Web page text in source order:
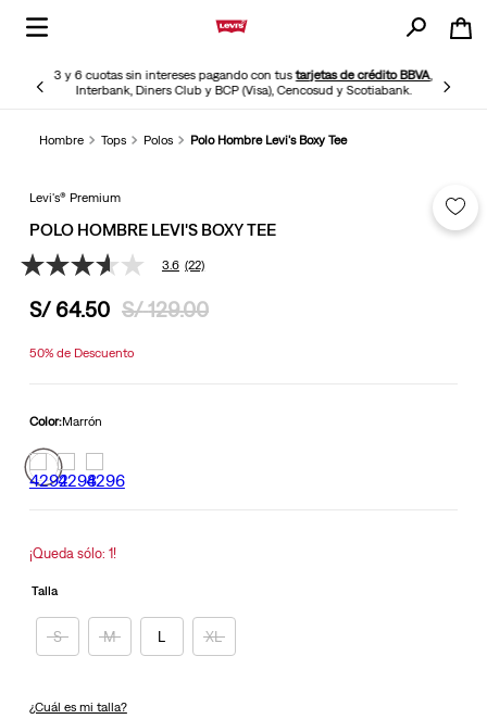
3 y 6 cuotas sin intereses pagando con tustarjetas de crédito BBVA,
Interbank, Diners Club y BCP (Visa), Cencosud y Scotiabank.
Hombre Tops Polos Polo Hombre Levi's Boxy Tee
Levi's® Premium
POLO HOMBRE LEVI'S BOXY TEE
3.6
5
medio
Read
22
Reviews.
Enlace
en
3.6 (22)
S/ 64.50 S/ 129.00
50%de Descuento
Color:Marrón
¡Queda sólo: 1!
Talla
S M L XL
¿Cuál es mi talla?